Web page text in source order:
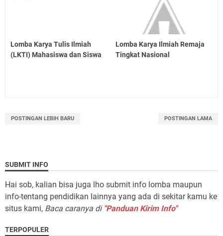
Lomba Karya Tulis Ilmiah
(LKTI) Mahasiswa dan Siswa
Lomba Karya Ilmiah Remaja
Tingkat Nasional
POSTINGAN LEBIH BARU POSTINGAN LAMA
SUBMIT INFO
Hai sob, kalian bisa juga lho submit info lomba maupun
info-tentang pendidikan lainnya yang ada di sekitar kamu ke
situs kami, Baca caranya di "Panduan Kirim Info"
TERPOPULER